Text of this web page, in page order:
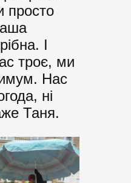
просто
І
троє, ми
Нас
ні
Таня.